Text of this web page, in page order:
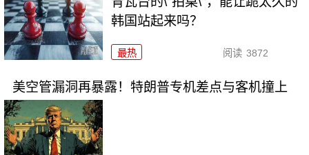
韩国站起来吗？
最热 阅读 3872
美空管漏洞再暴露！特朗普专机差点与客机撞上